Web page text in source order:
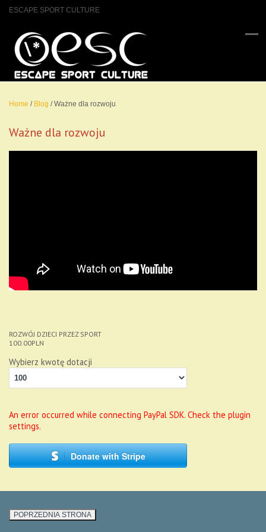
ESCAPE SPORT CULTURE
Home / Blog / Ważne dla rozwoju
Ważne dla rozwoju
ROZWÓJ DZIECI PRZEZ SPORT
100.00PLN
Wybierz kwotę dotacji
An error occurred while connecting PayPal SDK. Check the plugin
settings.
Donate with Stripe